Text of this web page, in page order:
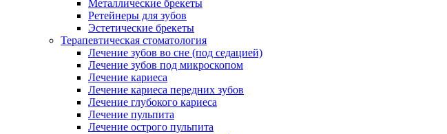
Металлические брекеты
Ретейнеры для зубов
Эстетические брекеты
Терапевтическая стоматология
Лечение зубов во сне (под седацией)
Лечение зубов под микроскопом
Лечение кариеса
Лечение кариеса передних зубов
Лечение глубокого кариеса
Лечение пульпита
Лечение острого пульпита